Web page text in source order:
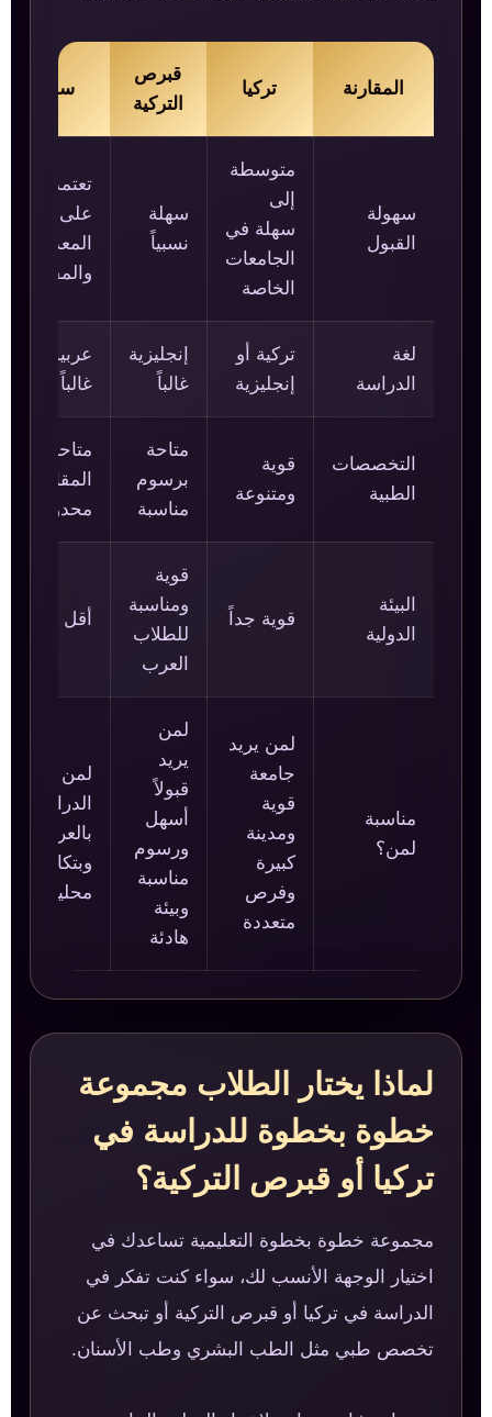
المقارنة تركيا
قبرص
التركية
سوريا
سهولة
القبول
متوسطة
إلى
سهلة في
الجامعات
الخاصة
سهلة
نسبياً
تعتمد
على
المعدل
والمفاضلة
لغة
الدراسة
تركية أو
إنجليزية
إنجليزية
غالباً
عربية
غالباً
التخصصات
الطبية
قوية
ومتنوعة
متاحة
برسوم
مناسبة
متاحة لكن
المقاعد
محدودة
البيئة
الدولية
قوية جداً
قوية
ومناسبة
للطلاب
العرب
أقل دولية
مناسبة
لمن؟
لمن يريد
جامعة
قوية
ومدينة
كبيرة
وفرص
متعددة
لمن
يريد
قبولاً
أسهل
ورسوم
مناسبة
وبيئة
هادئة
لمن يريد
الدراسة
بالعربية
وبتكاليف
محلية
لماذا يختار الطلاب مجموعة
خطوة بخطوة للدراسة في
تركيا أو قبرص التركية؟
مجموعة خطوة بخطوة التعليمية تساعدك في
اختيار الوجهة الأنسب لك، سواء كنت تفكر في
الدراسة في تركيا أو قبرص التركية أو تبحث عن
تخصص طبي مثل الطب البشري وطب الأسنان.